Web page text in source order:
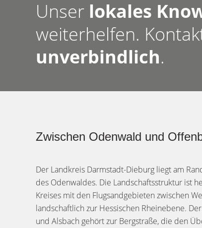
Unser lokales
weiterhelfen.
unverbindlich.
Zwischen Odenwald und
Der Landkreis Darmstadt-Dieburg liegt am
des Odenwaldes. Die Landschaftsstruktur ist
Kreises mit den Flugsandgebieten zwischen
landschaftlich zur Hessischen Rheinebene.
und Alsbach gehört zur Bergstraße, die den